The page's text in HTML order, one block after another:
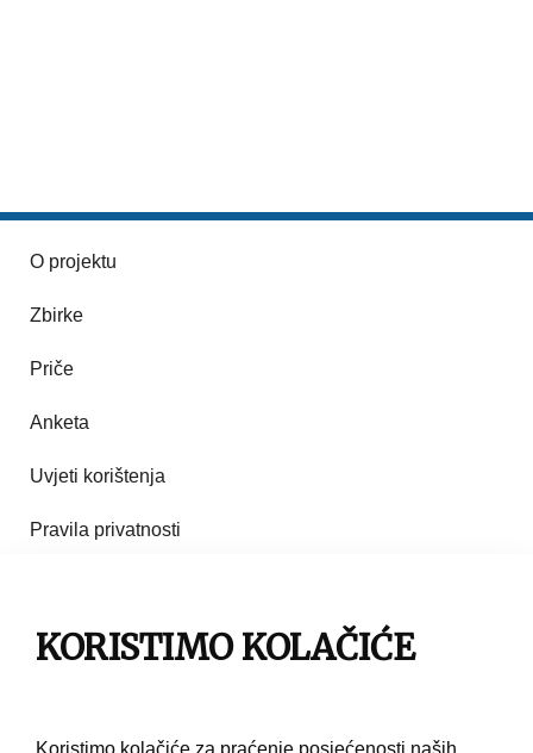
O projektu
Zbirke
Priče
Anketa
Uvjeti korištenja
Pravila privatnosti
Pravila korištenja
KORISTIMO KOLAČIĆE
Koristimo kolačiće za praćenje posjećenosti naših